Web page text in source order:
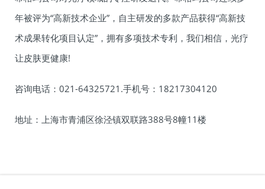
年被评为“高新技术企业”，自主研发的多款产品获得“高新技
术成果转化项目认定”，拥有多项技术专利，我们相信，光疗
让皮肤更健康!
咨询电话：021-64325721.手机号：18217304120
地址：上海市青浦区徐泾镇双联路388号8幢11楼